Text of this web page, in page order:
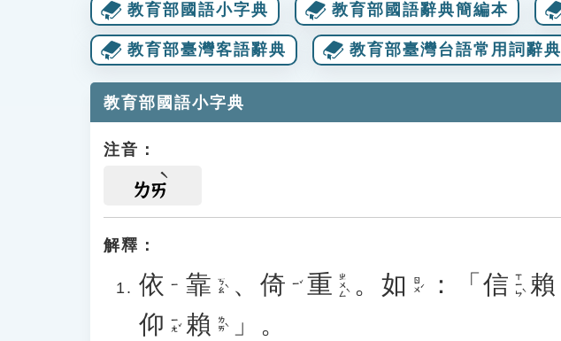
教育部國語小字典 教育部國語辭典簡編本
教育部臺灣客語辭典 教育部臺灣台語常用詞辭典
教育部國語小字典
注音：
ㄌㄞ
解釋：
依 ㄧ 靠 ㄎㄠˋ 、 倚 ㄧˇ 重 ㄓㄨㄥˋ 。 如 ㄖㄨˊ ：「 信 ㄒㄧㄣˋ 賴
仰 ㄧㄤˇ 賴 ㄌㄞˋ
」。